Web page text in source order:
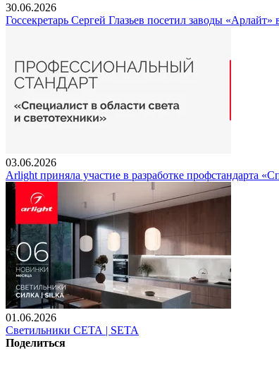
30.06.2026
Госсекретарь Сергей Глазьев посетил заводы
03.06.2026
Arlight приняла участие в разработке профстандарта
01.06.2026
Светильники СЕТА | SETA
Поделиться